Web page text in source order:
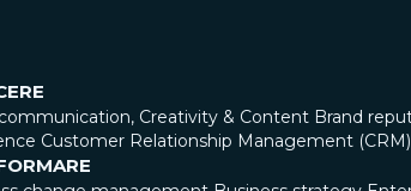
Creativity & Content Brand
Customer Relationship Management (CRM)